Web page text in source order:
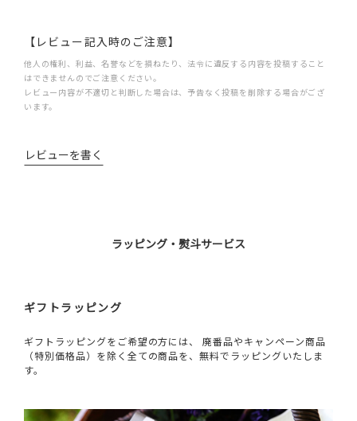
【レビュー記入時のご注意】
他人の権利、利益、名誉などを損ねたり、法令に違反する内容を投稿すること
はできませんのでご注意ください。
レビュー内容が不適切と判断した場合は、予告なく投稿を削除する場合がござ
います。
レビューを書く
ラッピング・熨斗サービス
ギフトラッピング
ギフトラッピングをご希望の方には、 廃番品やキャンペーン商品
（特別価格品）を除く全ての商品を、無料でラッピングいたしま
す。